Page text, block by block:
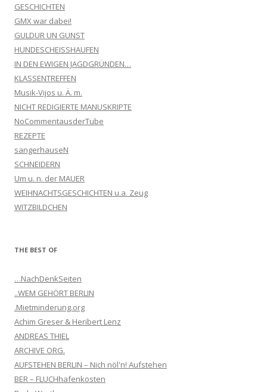
GESCHICHTEN
GMX war dabei!
GULDUR UN GUNST
HUNDESCHEISSHAUFEN
IN DEN EWIGEN JAGDGRÜNDEN…
KLASSENTREFFEN
Musik-Vijos u. Ä. m.
NICHT REDIGIERTE MANUSKRIPTE
NoCommentausderTube
REZEPTE
sangerhauseN
SCHNEIDERN
Um u. n. der MAUER
WEIHNACHTSGESCHICHTEN u.a. Zeug
WITZBILDCHEN
THE BEST OF
…NachDenkSeiten
..WEM GEHÖRT BERLIN
.Mietminderung.org
Achim Greser & Heribert Lenz
ANDREAS THIEL
ARCHIVE ORG.
AUFSTEHEN BERLIN – Nich nöl'n! Aufstehen
BER – FLUCHhafenkosten